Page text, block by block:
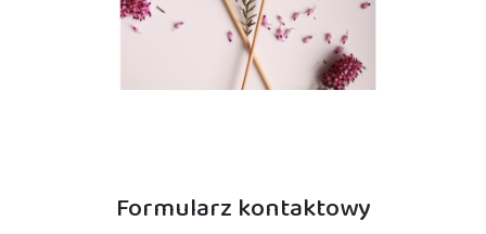
Formularz kontaktowy